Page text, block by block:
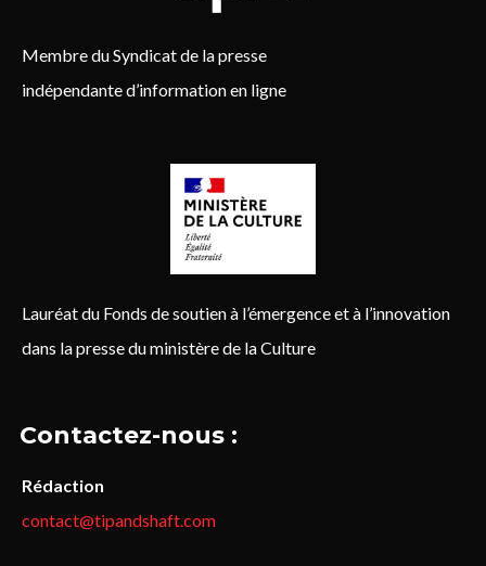
Membre du Syndicat de la presse
indépendante d’information en ligne
Lauréat du Fonds de soutien à l’émergence et à l’innovation
dans la presse du ministère de la Culture
Contactez-nous :
Rédaction
contact@tipandshaft.com